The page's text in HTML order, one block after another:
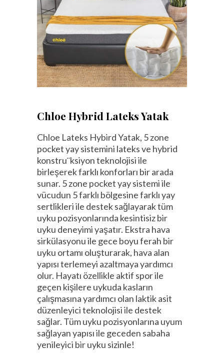
Chloe Hybrid Lateks Yatak
Chloe Lateks Hybird Yatak, 5 zone
pocket yay sistemini lateks ve hybrid
konstru¨ksiyon teknolojisi ile
birleşerek farklı konforları bir arada
sunar. 5 zone pocket yay sistemi ile
vücudun 5 farklı bölgesine farklı yay
sertlikleri ile destek sağlayarak tüm
uyku pozisyonlarında kesintisiz bir
uyku deneyimi yaşatır. Ekstra hava
sirkülasyonu ile gece boyu ferah bir
uyku ortamı oluşturarak, hava alan
yapısı terlemeyi azaltmaya yardımcı
olur. Hayatı özellikle aktif spor ile
geçen kişilere uykuda kasların
çalışmasına yardımcı olan laktik asit
düzenleyici teknolojisi ile destek
sağlar. Tüm uyku pozisyonlarına uyum
sağlayan yapısı ile geceden sabaha
yenileyici bir uyku sizinle!